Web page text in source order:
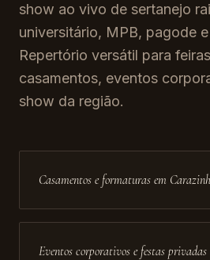
show ao vivo de sertanejo
universitário, MPB, pagode
Repertório versátil para
casamentos, eventos
show da região.
Casamentos e formaturas em
Eventos corporativos e festas privadas